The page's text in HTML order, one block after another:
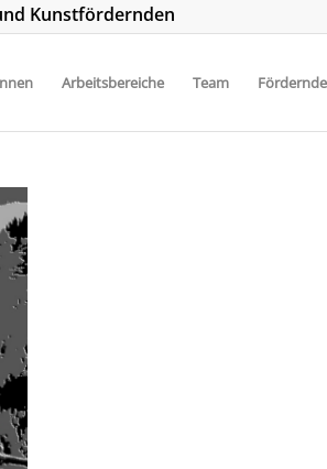
Kunstfördernden
Arbeitsbereiche Team Fördernde